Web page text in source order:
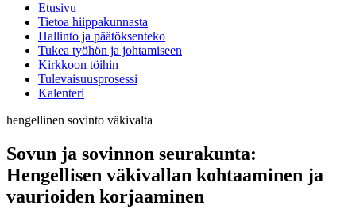
Etusivu
Tietoa hiippakunnasta
Hallinto ja päätöksenteko
Tukea työhön ja johtamiseen
Kirkkoon töihin
Tulevaisuusprosessi
Kalenteri
hengellinen sovinto väkivalta
Sovun ja sovinnon seurakunta:
Hengellisen väkivallan kohtaaminen ja
vaurioiden korjaaminen